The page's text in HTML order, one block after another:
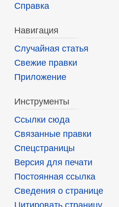
Справка
Навигация
Случайная статья
Свежие правки
Приложение
Инструменты
Ссылки сюда
Связанные правки
Спецстраницы
Версия для печати
Постоянная ссылка
Сведения о странице